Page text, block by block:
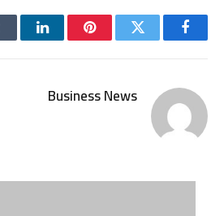
فيسبوكتويتر بينتيريستلينكدإن
Business News